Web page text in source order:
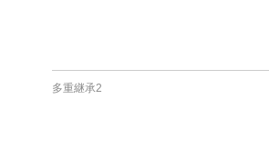
多重継承2